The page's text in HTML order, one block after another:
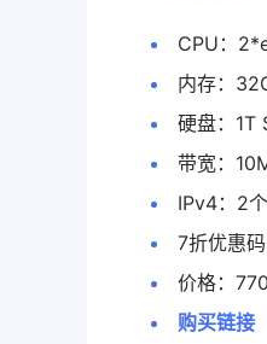
CPU：
内存：
硬盘：1T
带宽：
IPv4：2个
7折优惠码
价格：
购买链接